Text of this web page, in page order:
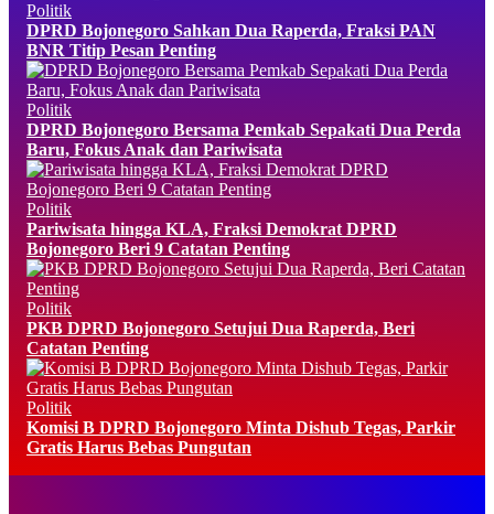
Politik
DPRD Bojonegoro Sahkan Dua Raperda, Fraksi PAN
BNR Titip Pesan Penting
Politik
DPRD Bojonegoro Bersama Pemkab Sepakati Dua Perda
Baru, Fokus Anak dan Pariwisata
Politik
Pariwisata hingga KLA, Fraksi Demokrat DPRD
Bojonegoro Beri 9 Catatan Penting
Politik
PKB DPRD Bojonegoro Setujui Dua Raperda, Beri
Catatan Penting
Politik
Komisi B DPRD Bojonegoro Minta Dishub Tegas, Parkir
Gratis Harus Bebas Pungutan